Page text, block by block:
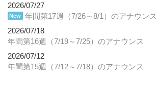
2026/07/27
New
年間第17週（7/26～8/1）のアナウンス
2026/07/18
年間第16週（7/19～7/25）のアナウンス
2026/07/12
年間第15週（7/12～7/18）のアナウンス